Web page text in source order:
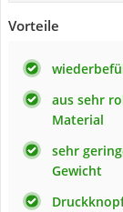
Vorteile
aus sehr
Material
sehr
Gewicht